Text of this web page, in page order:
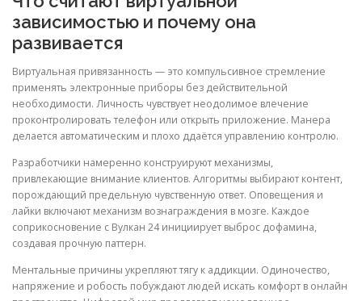
зависимостью и почему она
развивается
Виртуальная привязанность — это компульсивное стремление
применять электронные приборы без действительной
необходимости. Личность чувствует неодолимое влечение
проконтролировать телефон или открыть приложение. Манера
делается автоматическим и плохо ддаётся управлению контролю.
Разработчики намеренно конструируют механизмы,
привлекающие внимание клиентов. Алгоритмы выбирают контент,
порождающий предельную чувственную ответ. Оповещения и
лайки включают механизм вознаграждения в мозге. Каждое
соприкосновение с Вулкан 24 инициирует выброс дофамина,
создавая прочную паттерн.
Ментальные причины укрепляют тягу к аддикции. Одиночество,
напряжение и робость побуждают людей искать комфорт в онлайн